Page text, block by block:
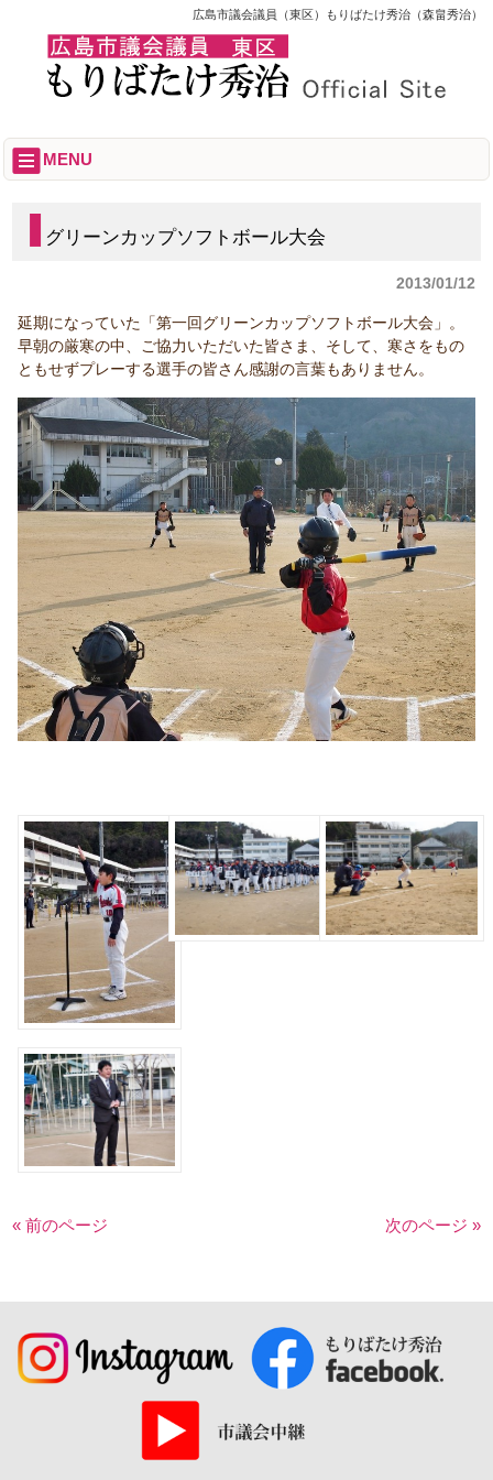
広島市議会議員（東区）もりばたけ秀治（森畠秀治）
MENU
グリーンカップソフトボール大会
2013/01/12
延期になっていた「第一回グリーンカップソフトボール大会」。
早朝の厳寒の中、ご協力いただいた皆さま、そして、寒さをもの
ともせずプレーする選手の皆さん感謝の言葉もありません。
« 前のページ 次のページ »